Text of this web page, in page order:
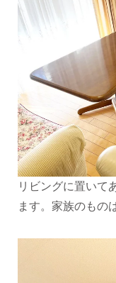
リビングに置いて
ます。家族のもの